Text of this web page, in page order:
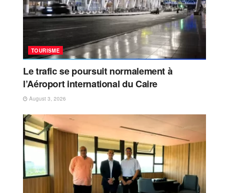
TOURISME
Le trafic se poursuit normalement à
l’Aéroport international du Caire
August 3, 2026